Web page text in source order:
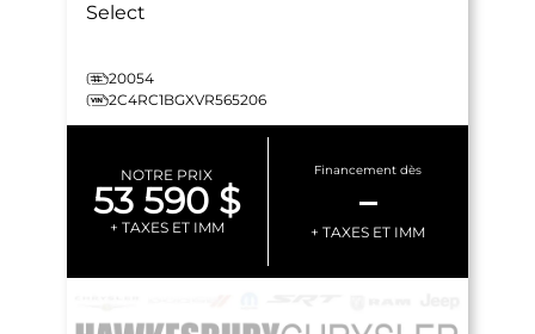
Select
20054
2C4RC1BGXVR565206
NOTRE PRIX
53 590 $
+ TAXES ET IMM
Financement dès
–
+ TAXES ET IMM